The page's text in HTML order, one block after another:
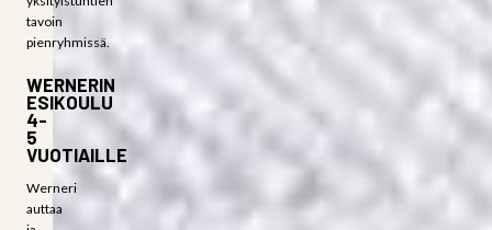
tavoin
pienryhmissä.
WERNERIN
ESIKOULU
4-
5
VUOTIAILLE
Werneri
auttaa